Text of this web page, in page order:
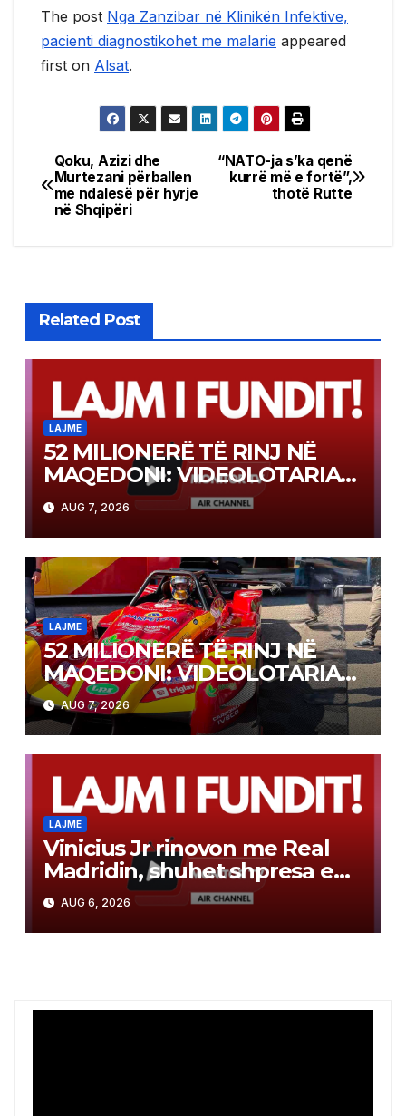
The post Nga Zanzibar në Klinikën Infektive,
pacienti diagnostikohet me malarie appeared
first on Alsat.
Post
navigation
“NATO-ja s’ka qenë
kurrë më e fortë”,
thotë Rutte
Qoku, Azizi dhe
Murtezani përballen
me ndalesë për hyrje
në Shqipëri
Related Post
LAJME
52 MILIONERË TË RINJ NË
MAQEDONI: VIDEOLOTARIA
KASINOS AUSTRIA PAGOI MBI
2 MILIONË EURO PËR FITIME
NË FITIME XHEKPOT VLT
AUG 7, 2026
LAJME
52 MILIONERË TË RINJ NË
MAQEDONI: VIDEOLOTARIA
KASINOS AUSTRIA PAGOI MBI
2 MILIONË EURO PËR FITIME
NË FITIME XHEKPOT VLT
AUG 7, 2026
LAJME
Vinicius Jr rinovon me Real
Madridin, shuhet shpresa e
Arsenalit për transferimin e
brazilianit
AUG 6, 2026